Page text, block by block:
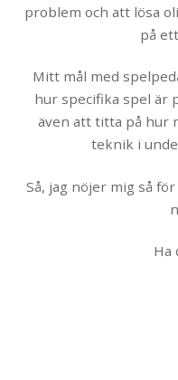
problem och att lösa
på
Mitt mål med
hur specifika spel är
även att titta på hur
teknik i
Så, jag nöjer mig så
Ha